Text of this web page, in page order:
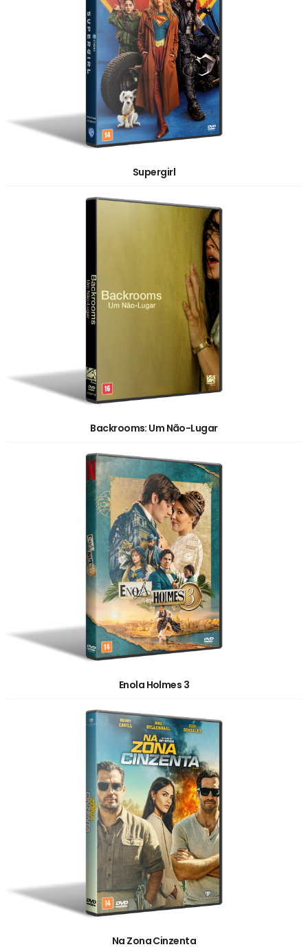
Supergirl
Backrooms: Um Não-Lugar
Enola Holmes 3
Na Zona Cinzenta